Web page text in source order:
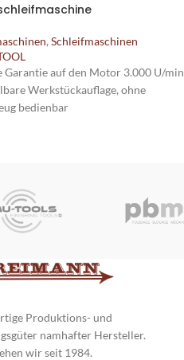
, Schleifmaschinen
Garantie auf den Motor 3.000 U/min
Werkstückauflage, ohne
bedienbar
und schneller Schleifbandwechsel
5,5 PS Motoren
Produktions- und
namhafter Hersteller.
wir seit 1984.